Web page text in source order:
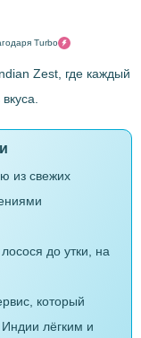
Turbo
Zest, где каждый
из свежих
до утки, на
который
лёгким и